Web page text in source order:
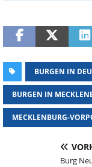
BURGEN IN
BURGEN IN
MECKLENBURG-
Burg